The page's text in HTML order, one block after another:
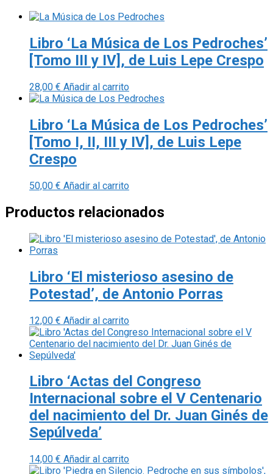
Libro ‘La Música de Los Pedroches’
[Tomo III y IV], de Luis Lepe Crespo
28,00 € Añadir al carrito
Libro ‘La Música de Los Pedroches’
[Tomo I, II, III y IV], de Luis Lepe
Crespo
50,00 € Añadir al carrito
Productos relacionados
Libro ‘El misterioso asesino de
Potestad’, de Antonio Porras
12,00 € Añadir al carrito
Libro ‘Actas del Congreso
Internacional sobre el V Centenario
del nacimiento del Dr. Juan Ginés de
Sepúlveda’
14,00 € Añadir al carrito